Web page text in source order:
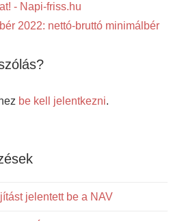
- Napi-friss.hu
2022: nettó-bruttó minimálbér
be kell jelentkezni.
jelentett be a NAV